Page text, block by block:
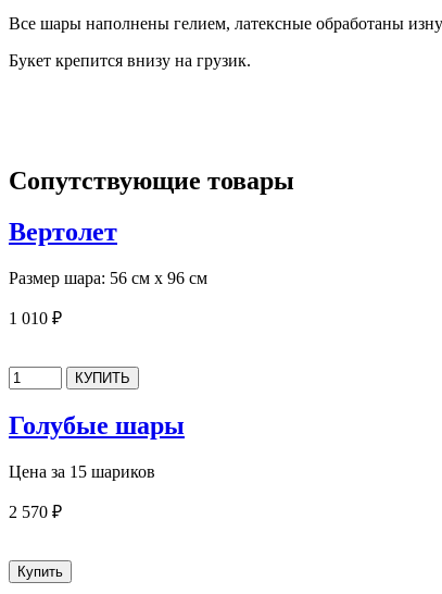
Все шары наполнены гелием, латексные обработаны
Букет крепится внизу на грузик.
Сопутствующие товары
Вертолет
Размер шара: 56 см х 96 см
1 010 ₽
Голубые шары
Цена за 15 шариков
2 570 ₽